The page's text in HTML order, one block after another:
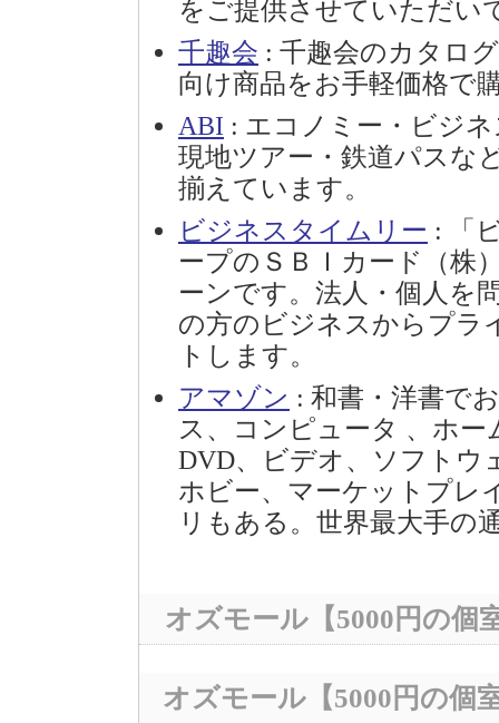
をご提供させていただい
千趣会 : 千趣会のカタロ
向け商品をお手軽価格で
ABI : エコノミー・ビジ
現地ツアー・鉄道パスな
揃えています。
ビジネスタイムリー : 「
ープのＳＢＩカード（株
ーンです。法人・個人を
の方のビジネスからプラ
トします。
アマゾン : 和書・洋書で
ス、コンピュータ 、ホ
DVD、ビデオ、ソフトウ
ホビー、マーケットプレ
リもある。世界最大手の
オズモール【5000円の個
オズモール【5000円の個